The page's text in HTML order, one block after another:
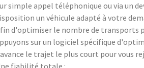
simple appel téléphonique ou via un
un véhicule adapté à votre
d'optimiser le nombre de transports
sur un logiciel spécifique
le trajet le plus court pour vous